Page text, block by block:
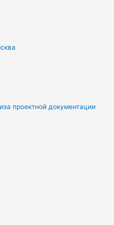
проектной документации